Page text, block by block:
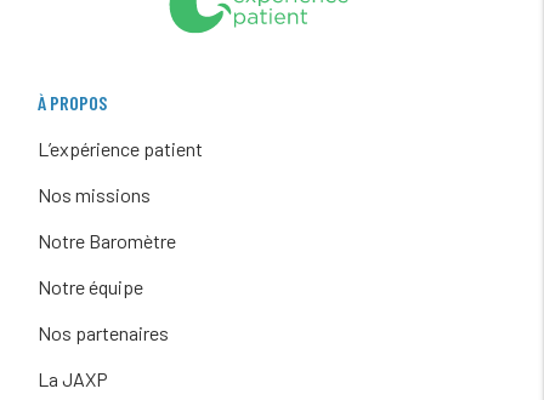
À PROPOS
L’expérience patient
Nos missions
Notre Baromètre
Notre équipe
Nos partenaires
La JAXP